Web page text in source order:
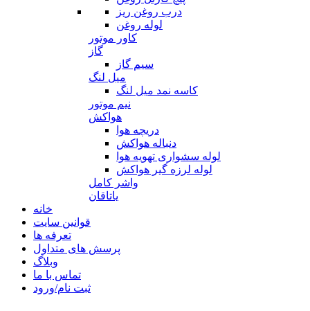
درب روغن ریز
لوله روغن
کاور موتور
گاز
سیم گاز
میل لنگ
کاسه نمد میل لنگ
نیم موتور
هواکش
دریچه هوا
دنباله هواکش
لوله سشواری تهویه هوا
لوله لرزه گیر هواکش
واشر کامل
یاتاقان
خانه
قوانین سایت
تعرفه ها
پرسش های متداول
وبلاگ
تماس با ما
ثبت نام/ورود